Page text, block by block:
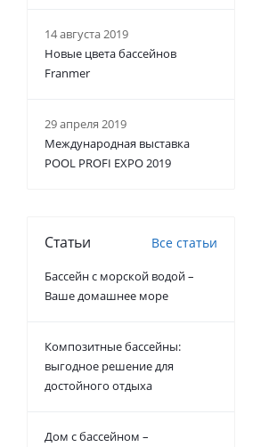
14 августа 2019
Новые цвета бассейнов
Franmer
29 апреля 2019
Международная выставка
POOL PROFI EXPO 2019
Статьи Все статьи
Бассейн с морской водой –
Ваше домашнее море
Композитные бассейны:
выгодное решение для
достойного отдыха
Дом с бассейном –